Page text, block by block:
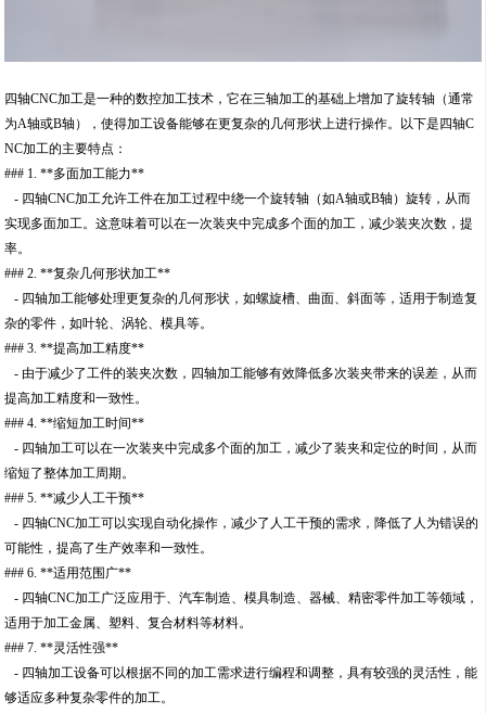
四轴CNC加工是一种的数控加工技术，它在三轴加工的基础上增加了旋转轴（通常
为A轴或B轴），使得加工设备能够在更复杂的几何形状上进行操作。以下是四轴C
NC加工的主要特点：
### 1. **多面加工能力**
- 四轴CNC加工允许工件在加工过程中绕一个旋转轴（如A轴或B轴）旋转，从而
实现多面加工。这意味着可以在一次装夹中完成多个面的加工，减少装夹次数，提
率。
### 2. **复杂几何形状加工**
- 四轴加工能够处理更复杂的几何形状，如螺旋槽、曲面、斜面等，适用于制造复
杂的零件，如叶轮、涡轮、模具等。
### 3. **提高加工精度**
- 由于减少了工件的装夹次数，四轴加工能够有效降低多次装夹带来的误差，从而
提高加工精度和一致性。
### 4. **缩短加工时间**
- 四轴加工可以在一次装夹中完成多个面的加工，减少了装夹和定位的时间，从而
缩短了整体加工周期。
### 5. **减少人工干预**
- 四轴CNC加工可以实现自动化操作，减少了人工干预的需求，降低了人为错误的
可能性，提高了生产效率和一致性。
### 6. **适用范围广**
- 四轴CNC加工广泛应用于、汽车制造、模具制造、器械、精密零件加工等领域，
适用于加工金属、塑料、复合材料等材料。
### 7. **灵活性强**
- 四轴加工设备可以根据不同的加工需求进行编程和调整，具有较强的灵活性，能
够适应多种复杂零件的加工。